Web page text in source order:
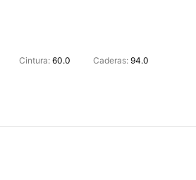
Cintura: 60.0 Caderas: 94.0